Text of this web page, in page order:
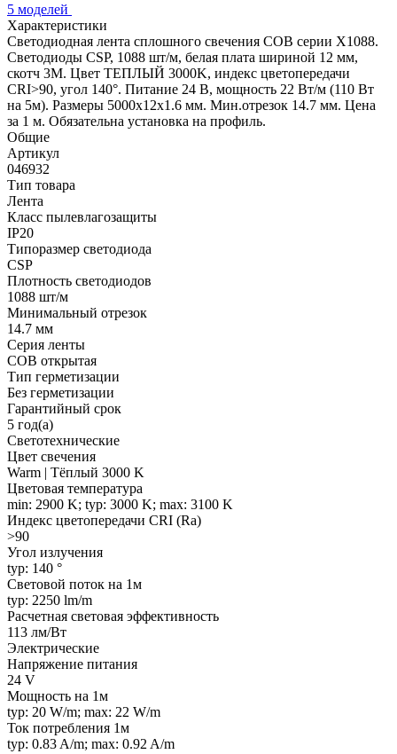
5 моделей
Характеристики
Светодиодная лента сплошного свечения COB серии X1088.
Светодиоды CSP, 1088 шт/м, белая плата шириной 12 мм,
скотч 3M. Цвет ТЕПЛЫЙ 3000K, индекс цветопередачи
CRI>90, угол 140°. Питание 24 В, мощность 22 Вт/м (110 Вт
на 5м). Размеры 5000х12х1.6 мм. Мин.отрезок 14.7 мм. Цена
за 1 м. Обязательна установка на профиль.
Общие
Артикул
046932
Тип товара
Лента
Класс пылевлагозащиты
IP20
Типоразмер светодиода
CSP
Плотность светодиодов
1088 шт/м
Минимальный отрезок
14.7 мм
Серия ленты
COB открытая
Тип герметизации
Без герметизации
Гарантийный срок
5 год(а)
Светотехнические
Цвет свечения
Warm | Тёплый 3000 K
Цветовая температура
min: 2900 K; typ: 3000 K; max: 3100 K
Индекс цветопередачи CRI (Ra)
>90
Угол излучения
typ: 140 °
Световой поток на 1м
typ: 2250 lm/m
Расчетная световая эффективность
113 лм/Вт
Электрические
Напряжение питания
24 V
Мощность на 1м
typ: 20 W/m; max: 22 W/m
Ток потребления 1м
typ: 0.83 A/m; max: 0.92 A/m